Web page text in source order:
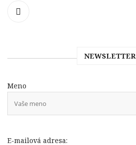
NEWSLETTER
Meno
E-mailová adresa: